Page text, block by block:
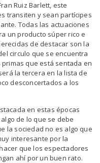
Ruiz Barlett, este
transiten y sean partícipes
Todas las actuaciones
un producto súper rico e
de destacar son la
circulo que se encuentra
que está sentada en
la tercera en la lista de
desconcertados a los
en estas épocas
de lo que se debe
la sociedad no es algo que
interesante por la
que los espectadores
ahí por un buen rato.